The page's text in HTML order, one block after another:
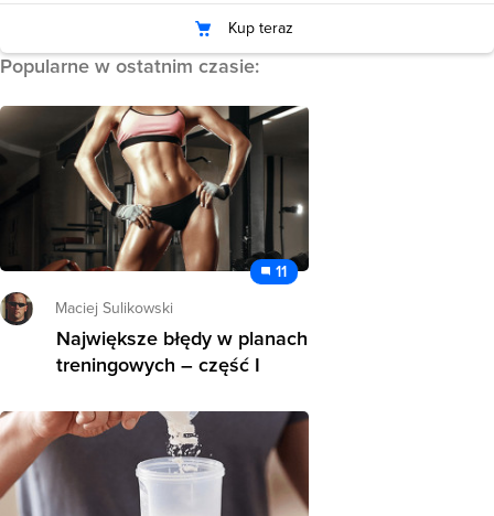
Kup teraz
Popularne w ostatnim czasie:
11
Maciej Sulikowski
Największe błędy w planach
treningowych – część I